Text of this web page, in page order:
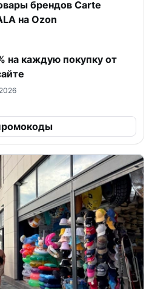
брендов Carte
на Ozon
на каждую покупку от